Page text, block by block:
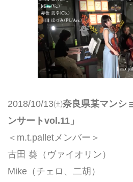
2018/10/13㈯奈良県某マンシ
ンサートvol.11」
＜m.t.palletメンバー＞
古田 葵（ヴァイオリン）
Mike（チェロ、二胡）